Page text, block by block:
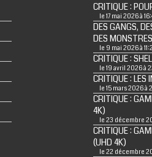
CRITIQUE :
le 17 mai 2026 à
DES GANGS,
DES
le 9 mai 2026 à
CRITIQUE :
le 19 avril 2026 à
CRITIQUE : LES
le 15 mars 2026 à
CRITIQUE :
4K)
le 23 décembre
CRITIQUE :
(UHD 4K)
le 22 décembre